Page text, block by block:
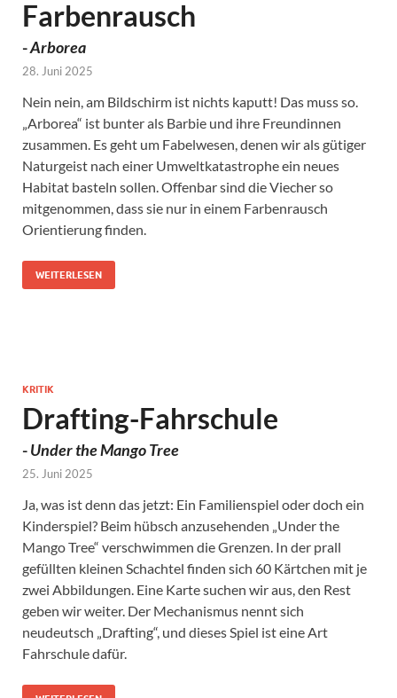
Farbenrausch
-Arborea
28. Juni 2025
Nein nein, am Bildschirm ist nichts kaputt! Das muss so.
„Arborea“ ist bunter als Barbie und ihre Freundinnen
zusammen. Es geht um Fabelwesen, denen wir als gütiger
Naturgeist nach einer Umweltkatastrophe ein neues
Habitat basteln sollen. Offenbar sind die Viecher so
mitgenommen, dass sie nur in einem Farbenrausch
Orientierung finden.
WEITERLESEN
KRITIK
Drafting-Fahrschule
-Under the Mango Tree
25. Juni 2025
Ja, was ist denn das jetzt: Ein Familienspiel oder doch ein
Kinderspiel? Beim hübsch anzusehenden „Under the
Mango Tree“ verschwimmen die Grenzen. In der prall
gefüllten kleinen Schachtel finden sich 60 Kärtchen mit je
zwei Abbildungen. Eine Karte suchen wir aus, den Rest
geben wir weiter. Der Mechanismus nennt sich
neudeutsch „Drafting“, und dieses Spiel ist eine Art
Fahrschule dafür.